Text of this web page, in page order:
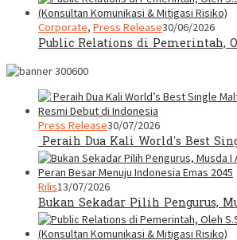
Corporate, Press Release30/06/2026
Public Relations di Pemerintah,
Press Release30/07/2026
Peraih Dua Kali World’s Best
Rilis13/07/2026
Bukan Sekadar Pilih Pengurus,